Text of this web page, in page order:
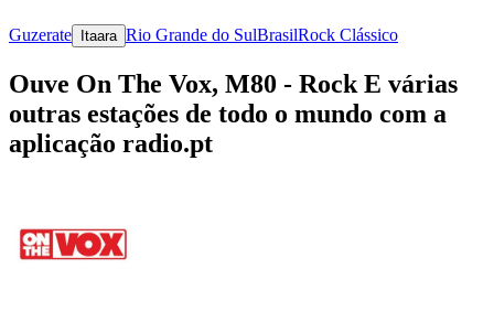
Guzerate Itaara Rio Grande do SulBrasilRock Clássico
Ouve On The Vox, M80 - Rock E várias
outras estações de todo o mundo com a
aplicação radio.pt